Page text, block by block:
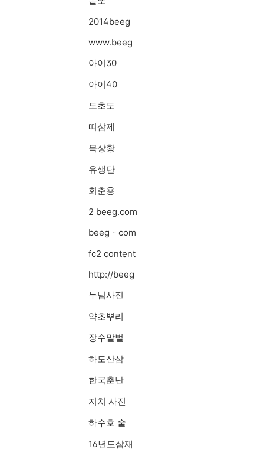
2014beeg
www.beeg
아이30
아이40
도초도
띠삼제
복상황
유생단
회춘용
2 beeg.com
beegᆢcom
fc2 content
http://beeg
누님사진
약초뿌리
장수말벌
하도산삼
한국춘난
지치 사진
하수호 술
16년도삼재